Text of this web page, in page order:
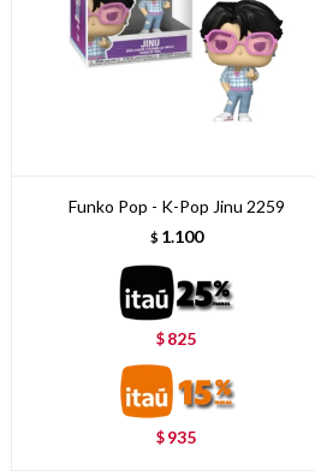
Funko Pop - K-Pop Jinu 2259
$ 1.100
$ 825
$ 935